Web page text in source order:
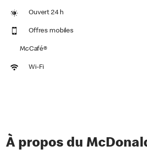
Ouvert 24 h
Offres mobiles
McCafé®
Wi-Fi
À propos du